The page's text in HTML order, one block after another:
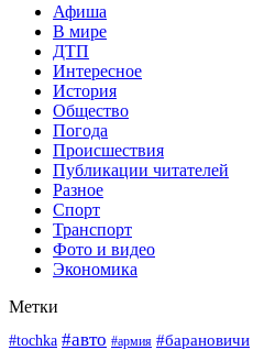
Афиша
В мире
ДТП
Интересное
История
Общество
Погода
Происшествия
Публикации читателей
Разное
Спорт
Транспорт
Фото и видео
Экономика
Метки
#tochka #авто #армия #барановичи